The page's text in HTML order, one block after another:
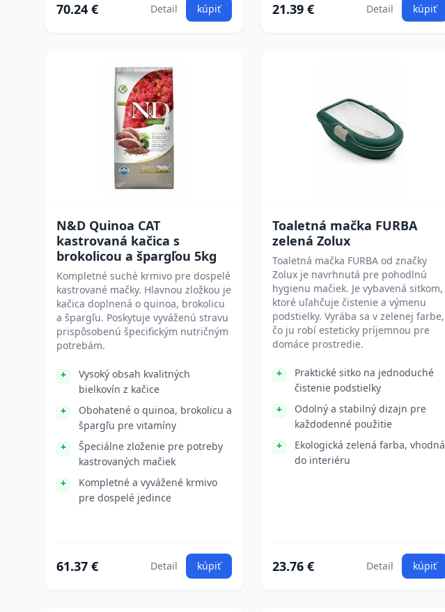
70.24 € Detail kúpiť 21.39 € Detail kúpiť
N&D Quinoa CAT
kastrovaná kačica s
brokolicou a špargľou 5kg
Kompletné suché krmivo pre dospelé
kastrované mačky. Hlavnou zložkou je
kačica doplnená o quinoa, brokolicu
a špargľu. Poskytuje vyváženú stravu
prispôsobenú špecifickým nutričným
potrebám.
Vysoký obsah kvalitných
bielkovín z kačice
Obohatené o quinoa, brokolicu a
špargľu pre vitamíny
Špeciálne zloženie pre potreby
kastrovaných mačiek
Kompletné a vyvážené krmivo
pre dospelé jedince
61.37 € Detail kúpiť
Toaletná mačka FURBA
zelená Zolux
Toaletná mačka FURBA od značky
Zolux je navrhnutá pre pohodlnú
hygienu mačiek. Je vybavená sitkom,
ktoré uľahčuje čistenie a výmenu
podstielky. Vyrába sa v zelenej farbe,
čo ju robí esteticky príjemnou pre
domáce prostredie.
Praktické sitko na jednoduché
čistenie podstielky
Odolný a stabilný dizajn pre
každodenné použitie
Ekologická zelená farba, vhodná
do interiéru
23.76 € Detail kúpiť